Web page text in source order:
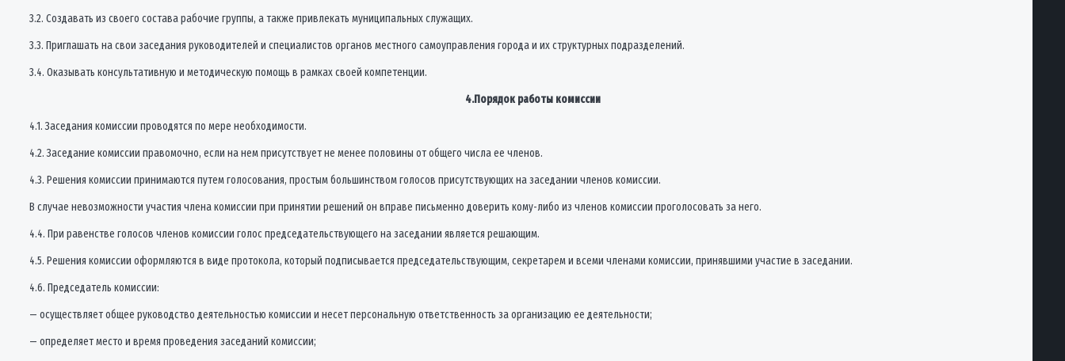
3.2. Создавать из своего состава рабочие группы, а также привлекать муниципальных служащих.
3.3. Приглашать на свои заседания руководителей и специалистов органов местного самоуправления города и их структурных подразделений.
3.4. Оказывать консультативную и методическую помощь в рамках своей компетенции.
4.Порядок работы комиссии
4.1. Заседания комиссии проводятся по мере необходимости.
4.2. Заседание комиссии правомочно, если на нем присутствует не менее половины от общего числа ее членов.
4.3. Решения комиссии принимаются путем голосования, простым большинством голосов присутствующих на заседании членов комиссии.
В случае невозможности участия члена комиссии при принятии решений он вправе письменно доверить кому-либо из членов комиссии проголосовать за него.
4.4. При равенстве голосов членов комиссии голос председательствующего на заседании является решающим.
4.5. Решения комиссии оформляются в виде протокола, который подписывается председательствующим, секретарем и всеми членами комиссии, принявшими участие в заседании.
4.6. Председатель комиссии:
— осуществляет общее руководство деятельностью комиссии и несет персональную ответственность за организацию ее деятельности;
— определяет место и время проведения заседаний комиссии;